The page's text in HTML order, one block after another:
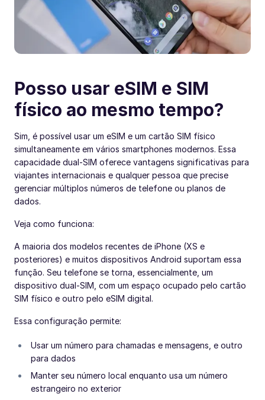
Posso usar eSIM e SIM
físico ao mesmo tempo?
Sim, é possível usar um eSIM e um cartão SIM físico
simultaneamente em vários smartphones modernos. Essa
capacidade dual-SIM oferece vantagens significativas para
viajantes internacionais e qualquer pessoa que precise
gerenciar múltiplos números de telefone ou planos de
dados.
Veja como funciona:
A maioria dos modelos recentes de iPhone (XS e
posteriores) e muitos dispositivos Android suportam essa
função. Seu telefone se torna, essencialmente, um
dispositivo dual-SIM, com um espaço ocupado pelo cartão
SIM físico e outro pelo eSIM digital.
Essa configuração permite:
Usar um número para chamadas e mensagens, e outro
para dados
Manter seu número local enquanto usa um número
estrangeiro no exterior